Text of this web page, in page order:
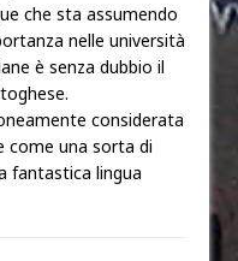
che sta assumendo
nelle università
è senza dubbio il
considerata
come una sorta di
fantastica lingua